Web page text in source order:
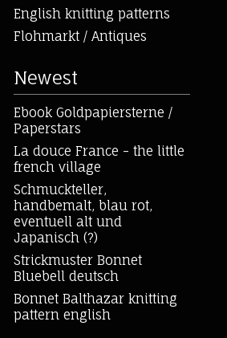
English knitting patterns
Flohmarkt / Antiques
Newest
Ebook Goldpapiersterne /
Paperstars
La douce France - the little
french village
Schmuckteller,
handbemalt, blau rot,
eventuell alt und
Japanisch (?)
Strickmuster Bonnet
Bluebell deutsch
Bonnet Balthazar knitting
pattern english